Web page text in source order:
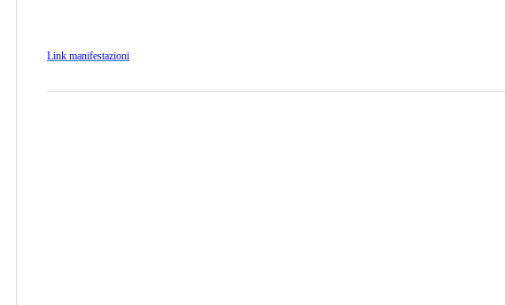
Link manifestazioni